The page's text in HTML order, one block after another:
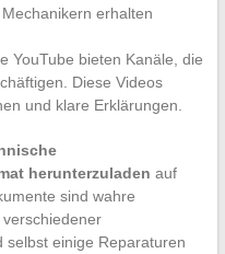
erhalten
YouTube bieten Kanäle, die
Diese Videos
und klare Erklärungen.
herunterzuladen auf
sind wahre
selbst einige Reparaturen